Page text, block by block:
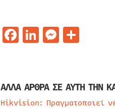
Facebook
LinkedIn
ΑΛΛΑ ΑΡΘΡΑ ΣΕ ΑΥΤΗ ΤΗΝ
Hikvision: Πραγματοποιεί